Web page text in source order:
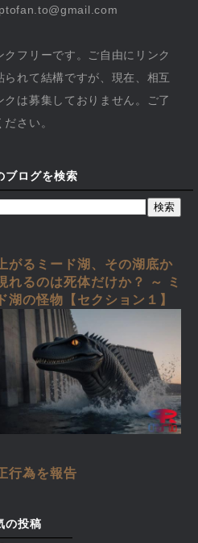
クフリーです。ご自由にリンク
られて結構ですが、現在、相互
クは募集しておりません。ご了
ださい。
ブログを検索
がるミード湖、その湖底か
れるのは死体だけか？ ～ ミ
湖の怪物【セクション１】
行為を報告
の投稿